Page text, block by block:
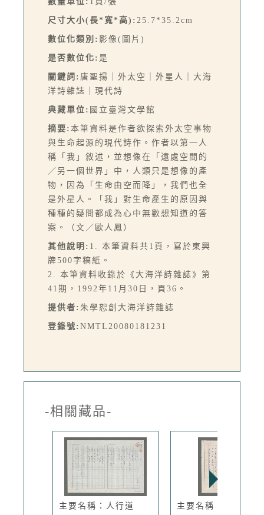
尺寸大小(長*寬*高): 25.7*35.2cm
數位化類別: 影像(圖片)
是否數位化: 是
關鍵詞: 唐聖揚｜外太空｜外星人｜大海
洋詩雜誌｜現代詩
典藏單位: 國立臺灣文學館
摘要: 本筆資料是作者欲探索外太空事物
與生命起源的現代詩作。作者以第一人
稱「我」敘述，並想像在「遠處空間的
／另一個世界」中，人類只是想像的產
物，因為「生命由空而降」，我們也全
是外星人。「我」對生命產生的原因與
種種的疑問都成為心中無數想知道的答
案。（文／歐人鳳）
其他說明: 1. 本筆資料共1頁，寫於東興
牌500字稿紙。
2. 本筆資料收錄於《大海洋詩雜誌》第
41期，1992年11月30日，頁36。
提供者: 朱學恕創大海洋詩雜誌
登錄號: NMTL20080181231
-相關藏品-
主要名稱：人行道 主要名稱：夜眺太平